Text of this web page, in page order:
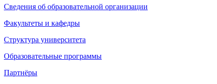
Сведения об образовательной организации
Факультеты и кафедры
Структура университета
Образовательные программы
Партнёры